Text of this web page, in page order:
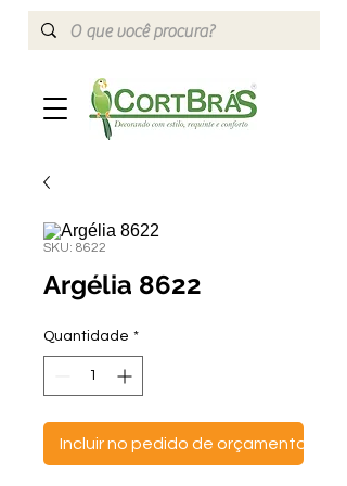
SKU: 8622
Argélia 8622
Quantidade *
Incluir no pedido de orçamento